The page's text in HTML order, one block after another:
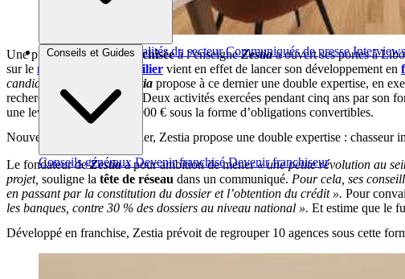
Brèves et actus Actualités du secteur Communiqués de presse Interviews
Conseils et Guides
Conseils généraux Devenir franchisé Devenir franchiseur
Une premièreagence franchiséeà l’enseigneZestiaa ouvert ses portes à
sur le marché de l’immobilier vient en effet de lancer son développement en
candidat acquéreur »,
Zestia propose à ce dernier une double expertise, en
recherche de financement. Deux activités exercées pendant cinq ans par
une levée de fond de 300 000 € sous la forme d’obligations convertibles.
Nouveau concept immobilier, Zestia propose une double expertise : chasseur
Le fondateur deZestiaa pour ambition de mener« une petite révolution au
projet, souligne la tête de réseau dans un communiqué. Pour cela, ses
en passant par la constitution du dossier et l’obtention du crédit ». Pour
les banques, contre 30 % des dossiers au niveau national ». Et estime que le
Développé en franchise, Zestia prévoit de regrouper 10 agences sous cette